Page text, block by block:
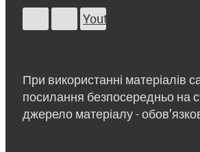
Youtube
При використанні матеріалів
посилання безпосередньо на
джерело матеріалу -